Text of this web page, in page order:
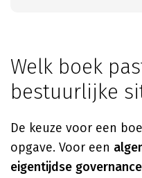
Welk boek
bestuurlijke
De keuze voor een
opgave. Voor een
eigentijdse governance